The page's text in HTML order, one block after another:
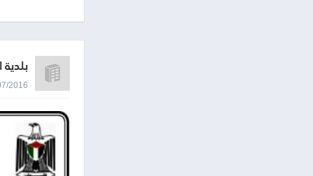
بلدية
03/07/2016